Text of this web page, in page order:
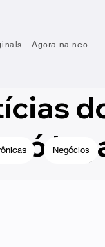
Agora na neo
só
Negócios